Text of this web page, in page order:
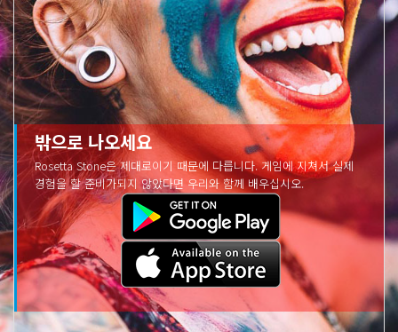
밖으로 나오세요
Rosetta Stone은 제대로이기 때문에 다릅니다. 게임에 지쳐서 실제
경험을 할 준비가되지 않았다면 우리와 함께 배우십시오.